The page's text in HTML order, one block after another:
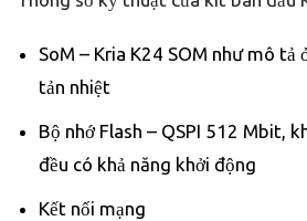
SoM – Kria K24 SOM như mô
tản nhiệt
Bộ nhớ Flash – QSPI 512 Mbit,
đều có khả năng khởi động
Kết nối mạng